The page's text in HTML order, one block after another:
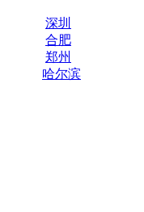
深圳
合肥
郑州
哈尔滨